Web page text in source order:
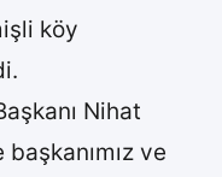
köy
Nihat
ve